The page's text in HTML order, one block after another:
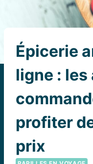
Épicerie
ligne :
profiter
prix